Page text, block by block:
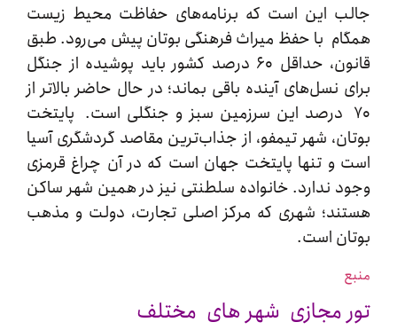
این است که برنامه‌های حفاظت محیط زیست
با حفظ میراث فرهنگی بوتان پیش می‌رود. طبق
قانون، حداقل ۶۰ درصد کشور باید پوشیده از جنگل
نسل‌های آینده باقی بماند؛ در حال حاضر بالاتر از
درصد این سرزمین سبز و جنگلی است. پایتخت
شهر تیمفو، از جذاب‌ترین مقاصد گردشگری آسیا
تنها پایتخت جهان است که در آن چراغ قرمزی
ندارد. خانواده سلطنتی نیز در همین شهر ساکن
شهری که مرکز اصلی تجارت، دولت و مذهب
است.
مجازی شهر های مختلف